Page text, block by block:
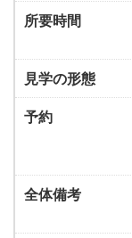
所要時間
見学の形態
予約
全体備考